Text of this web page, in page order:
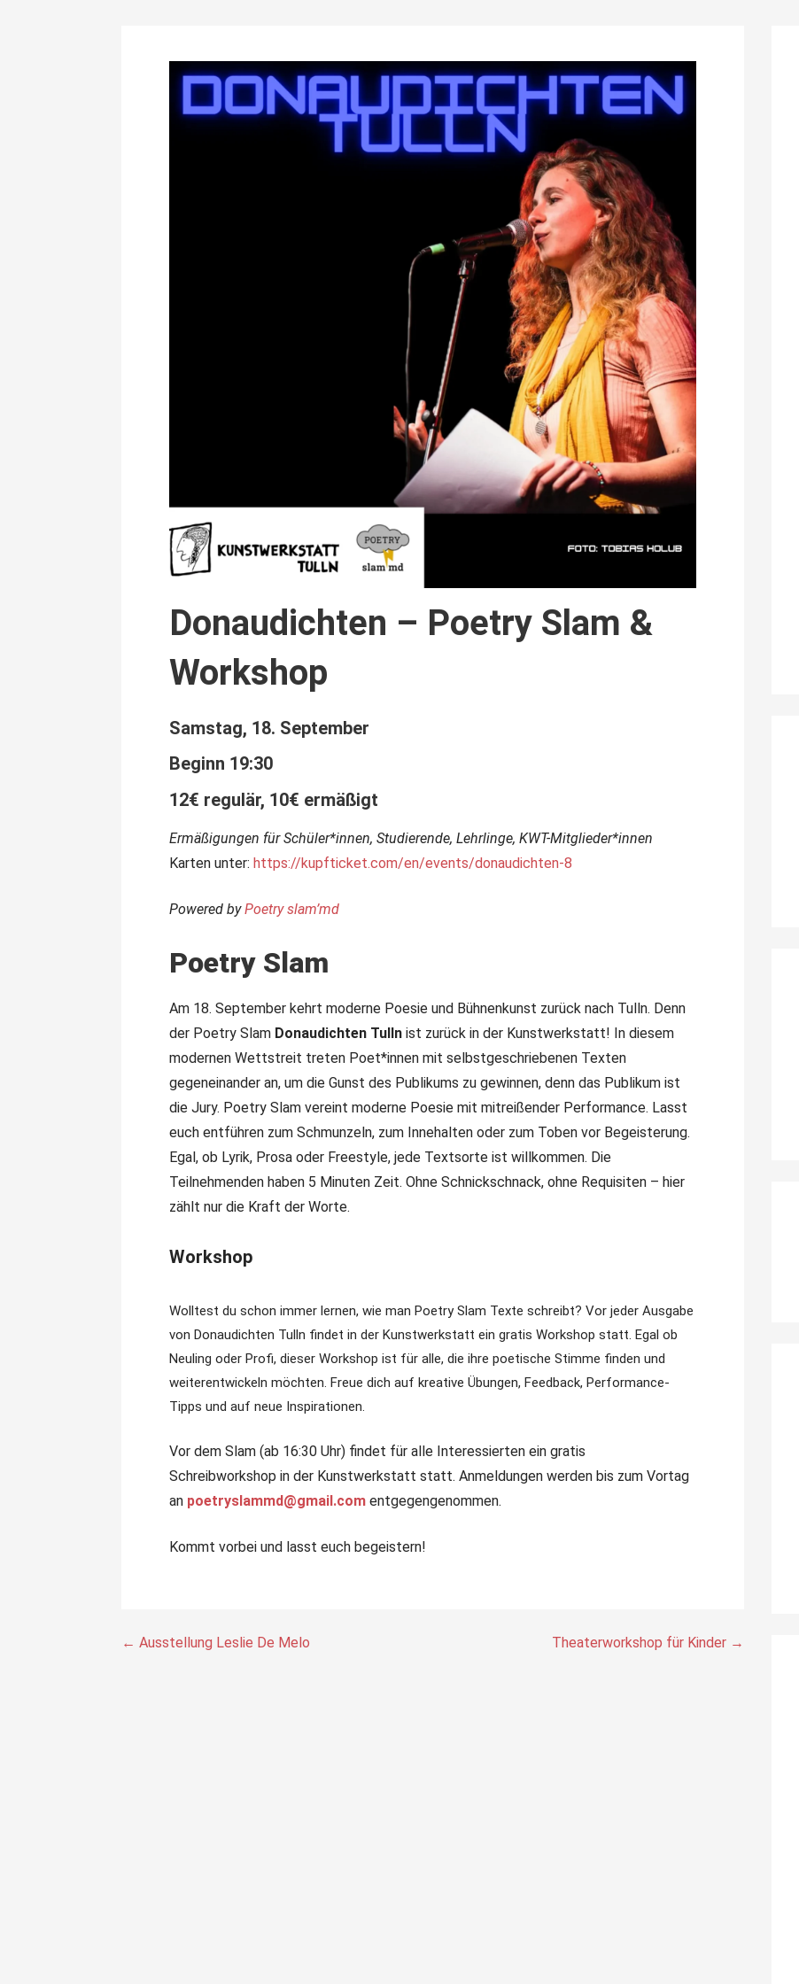
Donaudichten – Poetry Slam &
Workshop
Samstag, 18. September
Beginn 19:30
12€ regulär, 10€ ermäßigt
Ermäßigungen für Schüler*innen, Studierende, Lehrlinge, KWT-Mitglieder*innen
Karten unter: https://kupfticket.com/en/events/donaudichten-8
Powered byPoetry slam’md
Poetry Slam
Am 18. September kehrt moderne Poesie und Bühnenkunst zurück nach Tulln. Denn
der Poetry Slam Donaudichten Tulln ist zurück in der Kunstwerkstatt! In diesem
modernen Wettstreit treten Poet*innen mit selbstgeschriebenen Texten
gegeneinander an, um die Gunst des Publikums zu gewinnen, denn das Publikum ist
die Jury. Poetry Slam vereint moderne Poesie mit mitreißender Performance. Lasst
euch entführen zum Schmunzeln, zum Innehalten oder zum Toben vor Begeisterung.
Egal, ob Lyrik, Prosa oder Freestyle, jede Textsorte ist willkommen. Die
Teilnehmenden haben 5 Minuten Zeit. Ohne Schnickschnack, ohne Requisiten – hier
zählt nur die Kraft der Worte.
Workshop
Wolltest du schon immer lernen, wie man Poetry Slam Texte schreibt? Vor jeder Ausgabe
von Donaudichten Tulln findet in der Kunstwerkstatt ein gratis Workshop statt. Egal ob
Neuling oder Profi, dieser Workshop ist für alle, die ihre poetische Stimme finden und
weiterentwickeln möchten. Freue dich auf kreative Übungen, Feedback, Performance-
Tipps und auf neue Inspirationen.
Vor dem Slam (ab 16:30 Uhr) findet für alle Interessierten ein gratis
Schreibworkshop in der Kunstwerkstatt statt. Anmeldungen werden bis zum Vortag
an poetryslammd@gmail.com entgegengenommen.
Kommt vorbei und lasst euch begeistern!
Beitragsnavigation
← Ausstellung Leslie De Melo Theaterworkshop für Kinder →